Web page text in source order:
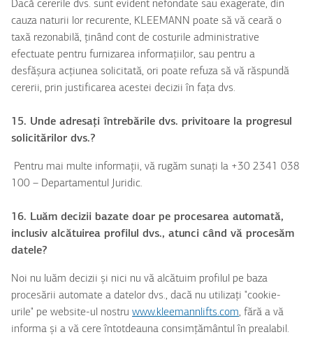
Dacă cererile dvs. sunt evident nefondate sau exagerate, din
cauza naturii lor recurente, KLEEMANN poate să vă ceară o
taxă rezonabilă, ținând cont de costurile administrative
efectuate pentru furnizarea informațiilor, sau pentru a
desfășura acțiunea solicitată, ori poate refuza să vă răspundă
cererii, prin justificarea acestei decizii în fața dvs.
15. Unde adresați întrebările dvs. privitoare la progresul
solicitărilor dvs.?
Pentru mai multe informații, vă rugăm sunați la +30 2341 038
100 – Departamentul Juridic.
16. Luăm decizii bazate doar pe procesarea automată,
inclusiv alcătuirea profilul dvs., atunci când vă procesăm
datele?
Noi nu luăm decizii și nici nu vă alcătuim profilul pe baza
procesării automate a datelor dvs., dacă nu utilizați "cookie-
urile" pe website-ul nostru www.kleemannlifts.com, fără a vă
informa și a vă cere întotdeauna consimțământul în prealabil.